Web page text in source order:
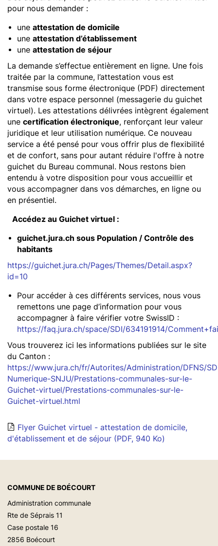
pour nous demander :
une attestation de domicile
une attestation d’établissement
une attestation de séjour
La demande s’effectue entièrement en ligne. Une fois
traitée par la commune, l’attestation vous est
transmise sous forme électronique (PDF) directement
dans votre espace personnel (messagerie du guichet
virtuel). Les attestations délivrées intègrent également
une certification électronique, renforçant leur valeur
juridique et leur utilisation numérique. Ce nouveau
service a été pensé pour vous offrir plus de flexibilité
et de confort, sans pour autant réduire l'offre à notre
guichet du Bureau communal. Nous restons bien
entendu à votre disposition pour vous accueillir et
vous accompagner dans vos démarches, en ligne ou
en présentiel.
Accédez au Guichet virtuel :
guichet.jura.ch sous Population / Contrôle des
habitants
https://guichet.jura.ch/Pages/Themes/Detail.aspx?
id=10
Pour accéder à ces différents services, nous vous
remettons une page d’information pour vous
accompagner à faire vérifier votre SwissID :
https://faq.jura.ch/space/SDI/634191914/
Vous trouverez ici les informations publiées sur le site
du Canton :
https://www.jura.ch/fr/Autorites/Administration/DFNS/
Numerique-SNJU/Prestations-communales-sur-le-
Guichet-virtuel/Prestations-communales-sur-le-
Guichet-virtuel.html
Flyer Guichet virtuel - attestation de domicile,
d'établissement et de séjour (PDF, 940 Ko)
COMMUNE DE BOÉCOURT
Administration communale
Rte de Séprais 11
Case postale 16
2856 Boécourt